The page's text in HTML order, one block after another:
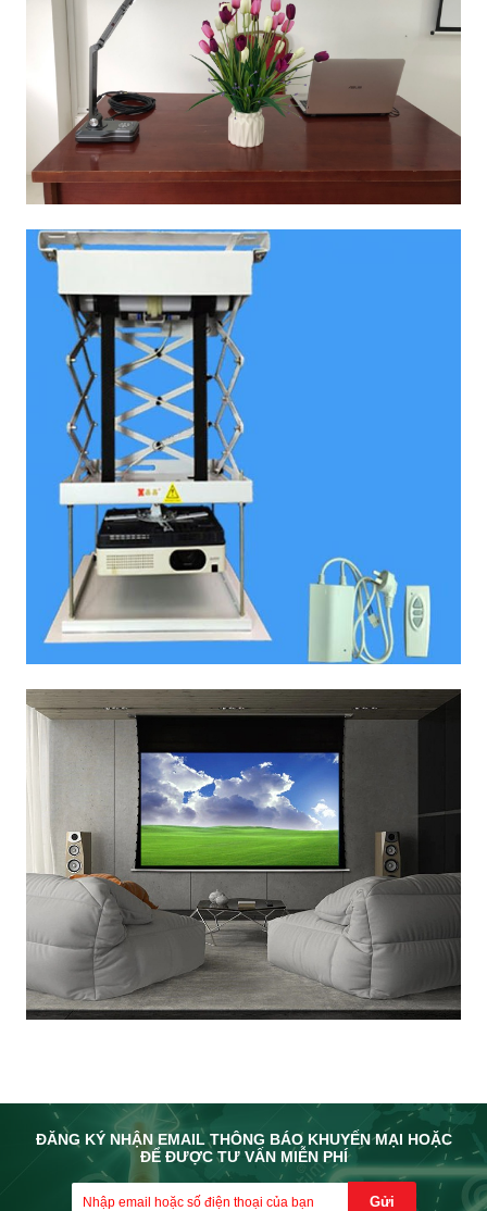
ĐĂNG KÝ NHẬN EMAIL THÔNG BÁO KHUYẾN MẠI HOẶC
ĐỂ ĐƯỢC TƯ VẤN MIỄN PHÍ
Gửi